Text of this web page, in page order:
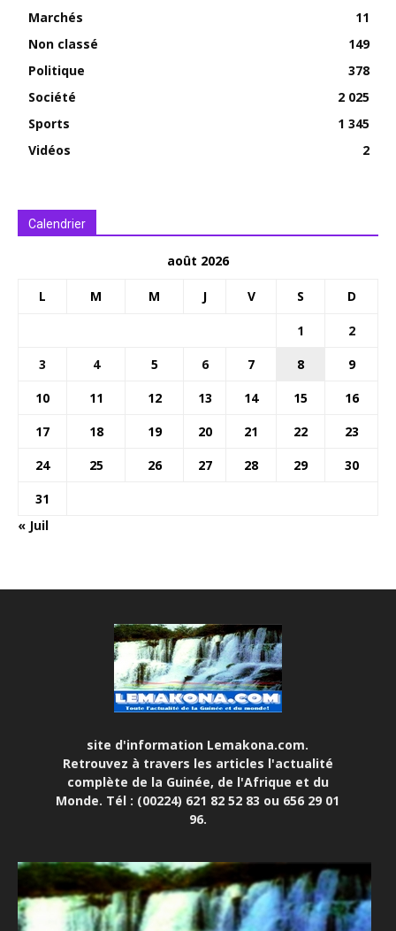
Marchés
11
Non classé
149
Politique
378
Société
2 025
Sports
1 345
Vidéos
2
Calendrier
août 2026
L M M J V S D
1
2
3
4 5 6 7 8
9
10
11 12 13 14 15
16
17
18 19 20 21 22
23
24
25 26 27 28 29
30
31
« Juil
site d'information Lemakona.com.
Retrouvez à travers les articles l'actualité
complète de la Guinée, de l'Afrique et du
Monde. Tél : (00224) 621 82 52 83 ou 656 29 01
96.